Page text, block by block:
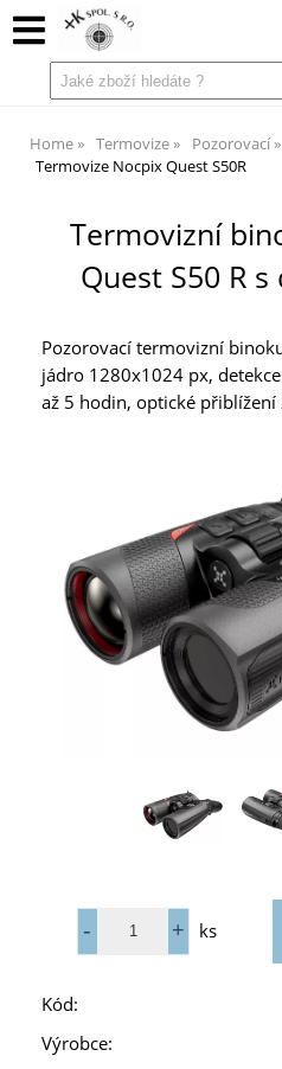
Home Termovize Pozorovací
Termovize Nocpix Quest S50R
Termovizní
Quest S50 R
Pozorovací termovizní
jádro 1280x1024 px,
až 5 hodin, optické přiblížení
ks
Kód:
Výrobce: